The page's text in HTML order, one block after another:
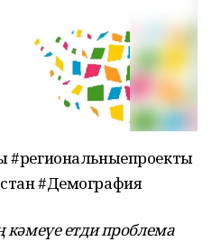
#региональныепроекты
#Демография
етди проблема